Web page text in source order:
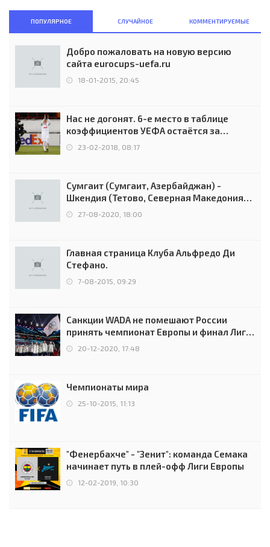
ПОПУЛЯРНОЕ СЛУЧАЙНОЕ КОММЕНТИРУЕМЫЕ
Добро пожаловать на новую версию
сайта eurocups-uefa.ru
18-01-2015, 20:45
Нас не догонят. 6-е место в таблице
коэффициентов УЕФА остаётся за
Россией
23-02-2018, 08:17
Сумгаит (Сумгаит, Азербайджан) -
Шкендия (Тетово, Северная Македония) -
0:2 (0:0)
27-08-2020, 18:00
Главная страница Клуба Альфредо Ди
Стефано.
7-08-2015, 09:29
Санкции WADA не помешают России
принять чемпионат Европы и финал Лиги
чемпионов.
20-12-2020, 17:48
Чемпионаты мира
25-10-2015, 11:13
"Фенербахче" - "Зенит": команда Семака
начинает путь в плей-офф Лиги Европы
12-02-2019, 10:30